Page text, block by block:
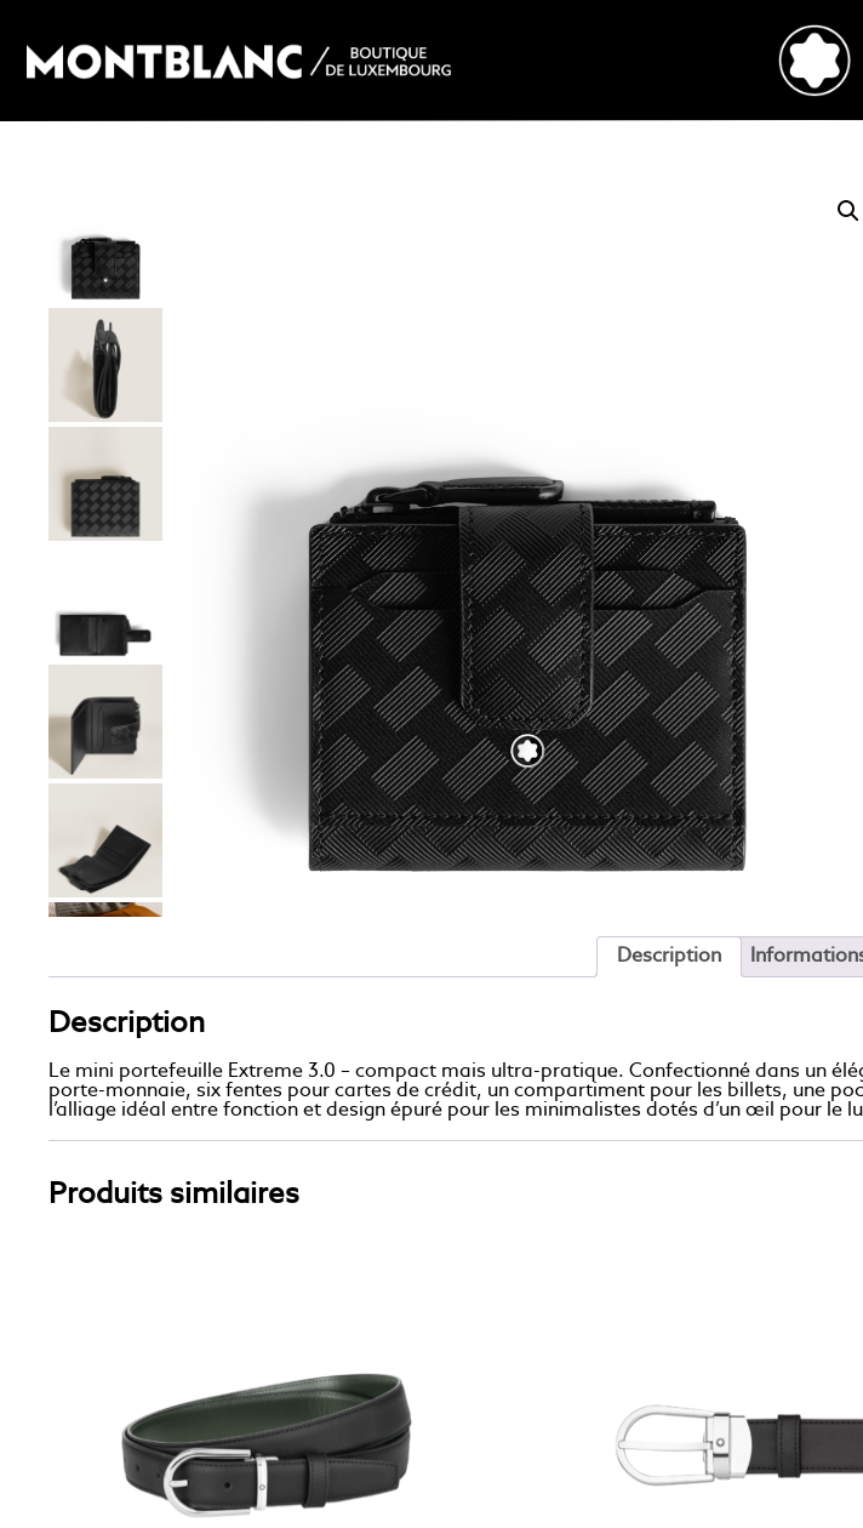
Description
Description
Le mini portefeuille Extreme 3.0 – compact mais ultra-pratique. Confectionné dans un
porte-monnaie, six fentes pour cartes de crédit, un compartiment pour les billets, une
l’alliage idéal entre fonction et design épuré pour les minimalistes dotés d’un œil pour le
Produits similaires